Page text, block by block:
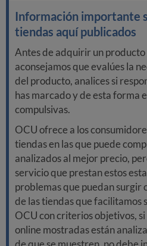
Información importante
tiendas aquí publicados
Antes de adquirir un
aconsejamos que evalúes la
del producto, analices si
has marcado y de esta forma
compulsivas.
OCU ofrece a los
tiendas en las que puede
analizados al mejor precio,
servicio que prestan estos
problemas que puedan surgir
de las tiendas que facilitamos
OCU con criterios objetivos,
online mostradas están